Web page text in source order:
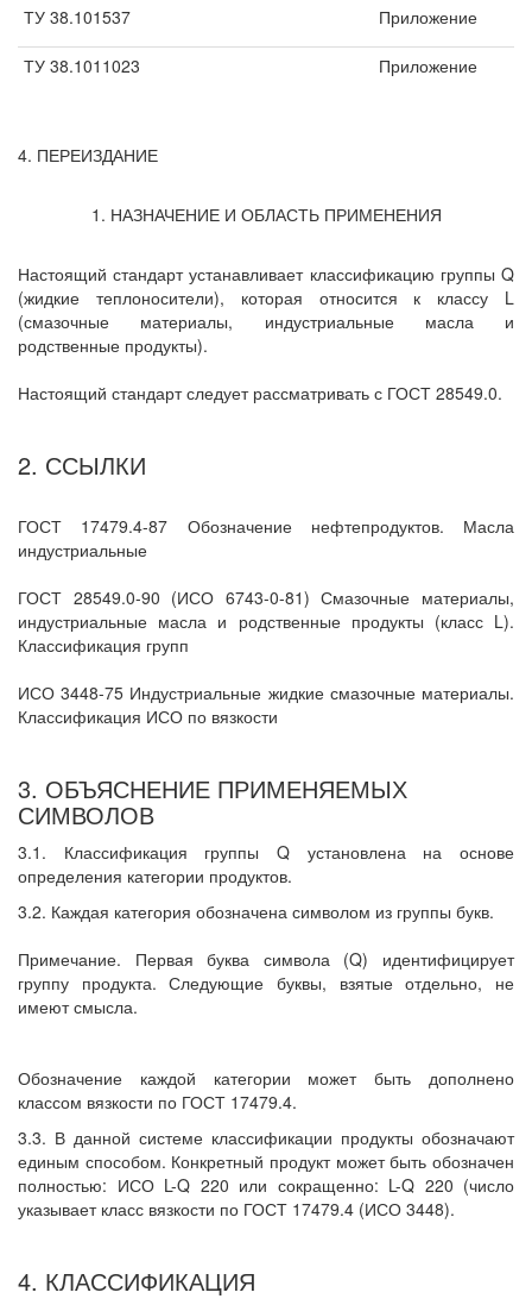
ТУ 38.101537 Приложение
ТУ 38.1011023 Приложение
4. ПЕРЕИЗДАНИЕ
1. НАЗНАЧЕНИЕ И ОБЛАСТЬ ПРИМЕНЕНИЯ
Настоящий стандарт устанавливает классификацию группы Q
(жидкие теплоносители), которая относится к классу L
(смазочные материалы, индустриальные масла и
родственные продукты).
Настоящий стандарт следует рассматривать с ГОСТ 28549.0.
2. ССЫЛКИ
ГОСТ 17479.4-87 Обозначение нефтепродуктов. Масла
индустриальные
ГОСТ 28549.0-90 (ИСО 6743-0-81) Смазочные материалы,
индустриальные масла и родственные продукты (класс L).
Классификация групп
ИСО 3448-75 Индустриальные жидкие смазочные материалы.
Классификация ИСО по вязкости
3. ОБЪЯСНЕНИЕ ПРИМЕНЯЕМЫХ
СИМВОЛОВ
3.1. Классификация группы Q установлена на основе
определения категории продуктов.
3.2. Каждая категория обозначена символом из группы букв.
Примечание. Первая буква символа (Q) идентифицирует
группу продукта. Следующие буквы, взятые отдельно, не
имеют смысла.
Обозначение каждой категории может быть дополнено
классом вязкости по ГОСТ 17479.4.
3.3. В данной системе классификации продукты обозначают
единым способом. Конкретный продукт может быть обозначен
полностью: ИСО L-Q 220 или сокращенно: L-Q 220 (число
указывает класс вязкости по ГОСТ 17479.4 (ИСО 3448).
4. КЛАССИФИКАЦИЯ